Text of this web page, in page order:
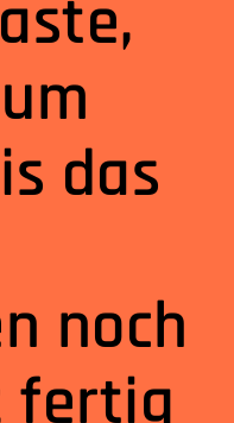
das
noch
fertig